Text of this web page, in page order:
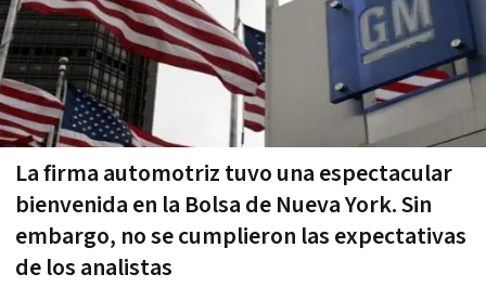
La firma automotriz tuvo una espectacular
bienvenida en la Bolsa de Nueva York. Sin
embargo, no se cumplieron las expectativas
de los analistas